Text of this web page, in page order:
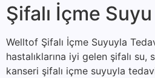
Şifalı İçme
Welltof Şifalı İçme Suyuyla
hastalıklarına iyi gelen şifalı
kanseri şifalı içme suyuyla